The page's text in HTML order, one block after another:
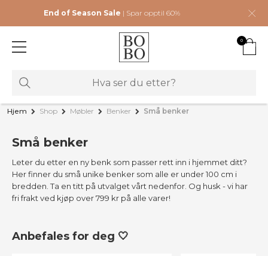
End of Season Sale | Spar opptil 60%
0
Hjem Shop Møbler Benker Små benker
Små benker
Leter du etter en ny benk som passer rett inn i hjemmet ditt?
Her finner du små unike benker som alle er under 100 cm i
bredden. Ta en titt på utvalget vårt nedenfor. Og husk - vi har
fri frakt ved kjøp over 799 kr på alle varer!
Anbefales for deg 🤍